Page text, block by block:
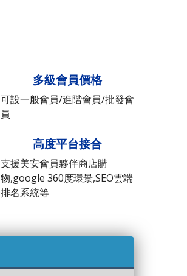
多級會員價格
可設一般會員/進階會員/批發會
員
高度平台接合
支援美安會員夥伴商店購
物,google 360度環景,SEO雲端
排名系統等